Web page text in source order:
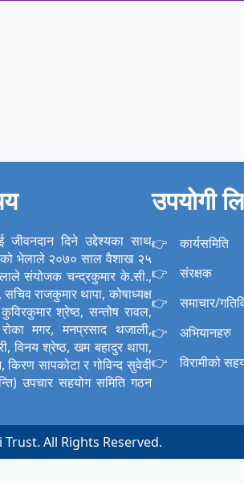
जीवनदान दिने उद्देश्यका साथ
भेलाले २०७० साल वैशाख २५
संयोजक चन्द्रकुमार के.सी.,
राजकुमार थापा, कोषाध्यक्ष
श्रेष्ठ, सन्तोष रावल,
मगर, मनप्रसाद थजाली,
विनय श्रेष्ठ, खम बहादुर थापा,
किरण सापकोटा र गोविन्द सुवेदी
उपचार सहयोग समिति गठन
उपयोगी
कार्यसमिति
संरक्षक
समाचार/
अभियानहरु
विरामीको
All Rights Reserved.